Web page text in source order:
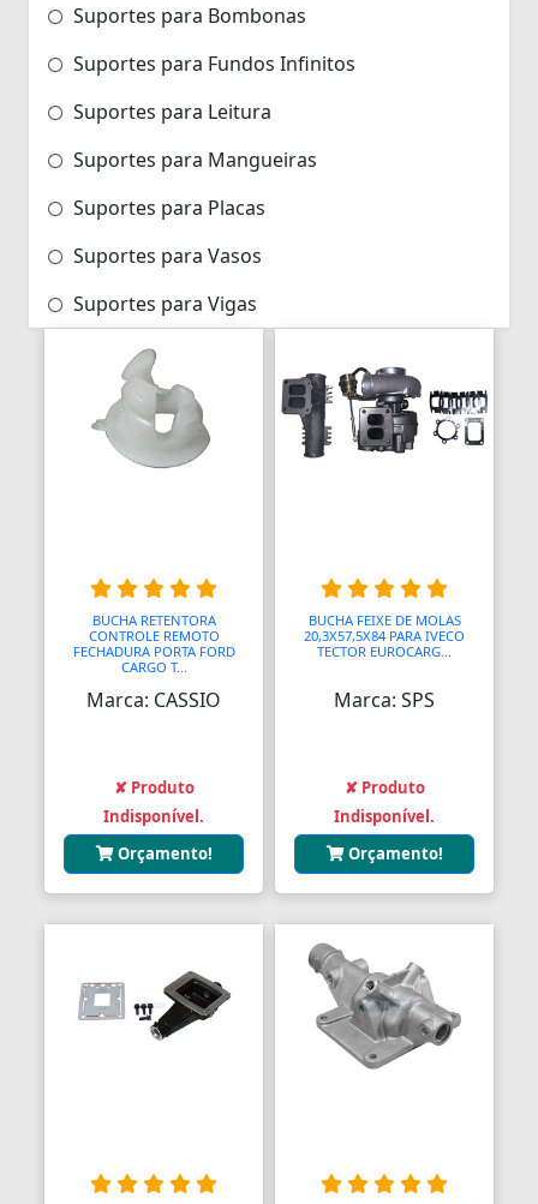
Suportes para Bombonas
Suportes para Fundos Infinitos
Suportes para Leitura
Suportes para Mangueiras
Suportes para Placas
Suportes para Vasos
Suportes para Vigas
BUCHA RETENTORA
CONTROLE REMOTO
FECHADURA PORTA FORD
CARGO T...
Marca: CASSIO
✘ Produto
Indisponível.
Orçamento!
BUCHA FEIXE DE MOLAS
20,3X57,5X84 PARA IVECO
TECTOR EUROCARG...
Marca: SPS
✘ Produto
Indisponível.
Orçamento!